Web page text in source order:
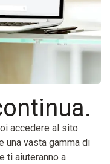
accedere al sito
una vasta gamma di
ti aiuteranno a